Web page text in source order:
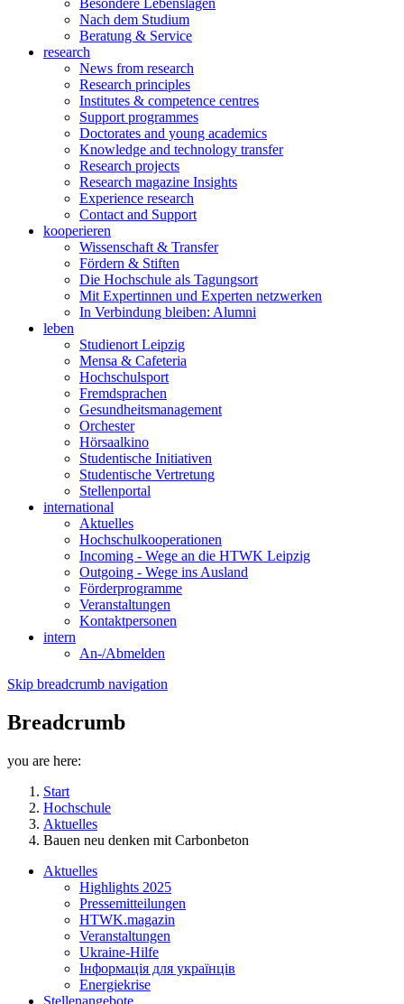
Besondere Lebenslagen
Nach dem Studium
Beratung & Service
research
News from research
Research principles
Institutes & competence centres
Support programmes
Doctorates and young academics
Knowledge and technology transfer
Research projects
Research magazine Insights
Experience research
Contact and Support
kooperieren
Wissenschaft & Transfer
Fördern & Stiften
Die Hochschule als Tagungsort
Mit Expertinnen und Experten netzwerken
In Verbindung bleiben: Alumni
leben
Studienort Leipzig
Mensa & Cafeteria
Hochschulsport
Fremdsprachen
Gesundheitsmanagement
Orchester
Hörsaalkino
Studentische Initiativen
Studentische Vertretung
Stellenportal
international
Aktuelles
Hochschulkooperationen
Incoming - Wege an die HTWK Leipzig
Outgoing - Wege ins Ausland
Förderprogramme
Veranstaltungen
Kontaktpersonen
intern
An-/Abmelden
Skip breadcrumb navigation
Breadcrumb
you are here:
Start
Hochschule
Aktuelles
Bauen neu denken mit Carbonbeton
Aktuelles
Highlights 2025
Pressemitteilungen
HTWK.magazin
Veranstaltungen
Ukraine-Hilfe
Інформація для українців
Energiekrise